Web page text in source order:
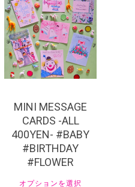
¥440
MINI MESSAGE
CARDS -ALL
400YEN- #BABY
#BIRTHDAY
#FLOWER
オプションを選択